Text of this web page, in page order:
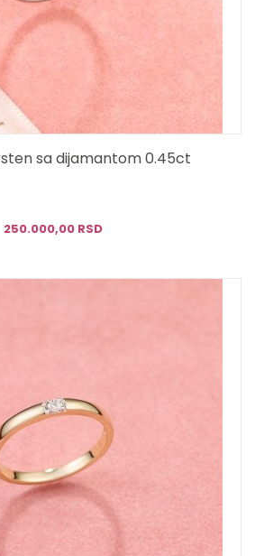
sa dijamantom 0.45ct
250.000,00 RSD